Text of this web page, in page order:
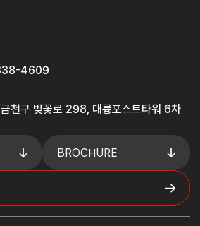
4609
천구 벚꽃로 298, 대륭포스트타워 6차
BROCHURE